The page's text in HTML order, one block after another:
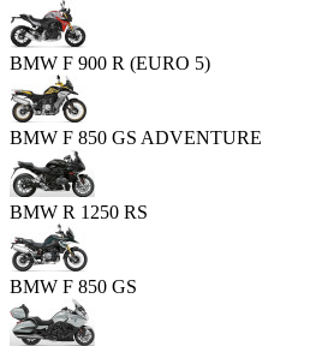
BMW F 900 R (EURO 5)
BMW F 850 GS ADVENTURE
BMW R 1250 RS
BMW F 850 GS